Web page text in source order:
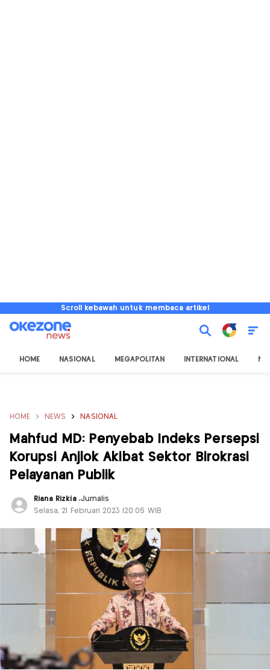
Scroll kebawah untuk membaca artikel
HOME NASIONAL MEGAPOLITAN INTERNATIONAL
HOME NEWS NASIONAL
Mahfud MD: Penyebab Indeks Persepsi
Korupsi Anjlok Akibat Sektor Birokrasi
Pelayanan Publik
Riana Rizkia ,Jurnalis
Selasa, 21 Februari 2023 |20:05 WIB